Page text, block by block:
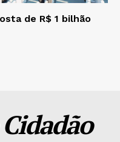
de R$ 1 bilhão